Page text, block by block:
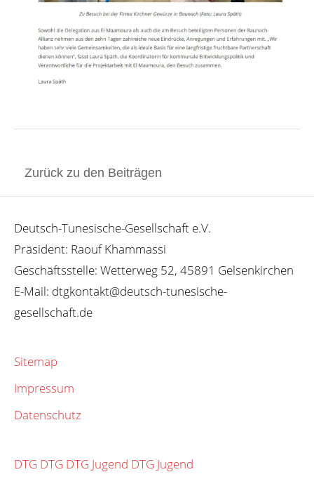
Zurück zu den Beiträgen
Deutsch-Tunesische-Gesellschaft e.V.
Präsident: Raouf Khammassi
Geschäftsstelle: Wetterweg 52, 45891 Gelsenkirchen
E-Mail: dtgkontakt@deutsch-tunesische-
gesellschaft.de
Sitemap
Impressum
Datenschutz
DTG DTG DTG Jugend DTG Jugend